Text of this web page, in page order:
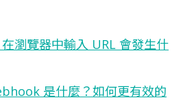
瀏覽器中輸入 URL 會發生什
是什麼？如何更有效的